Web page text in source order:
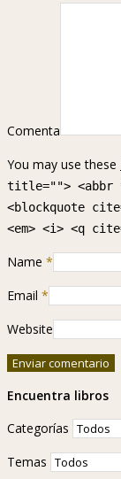
Comenta
You may use these
title=""> <abbr
<blockquote
<em> <i> <q
Name *
Email *
Website
Encuentra libros
Categorías
Temas